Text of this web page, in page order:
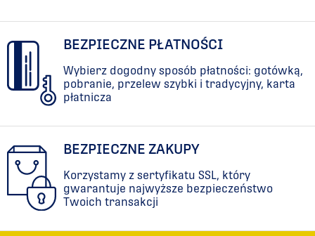
BEZPIECZNE PŁATNOŚCI
Wybierz dogodny sposób płatności: gotówką,
pobranie, przelew szybki i tradycyjny, karta
płatnicza
BEZPIECZNE ZAKUPY
Korzystamy z sertyfikatu SSL, który
gwarantuje najwyższe bezpieczeństwo
Twoich transakcji